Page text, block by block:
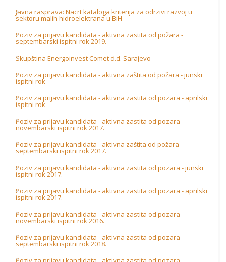
Javna rasprava: Nacrt kataloga kriterija za odrzivi razvoj u
sektoru malih hidroelektrana u BiH
Poziv za prijavu kandidata - aktivna zastita od požara -
septembarski ispitni rok 2019.
Skupština Energoinvest Comet d.d. Sarajevo
Poziv za prijavu kandidata - aktivna zaštita od požara - junski
ispitni rok
Poziv za prijavu kandidata - aktivna zastita od pozara - aprilski
ispitni rok
Poziv za prijavu kandidata - aktivna zastita od pozara -
novembarski ispitni rok 2017.
Poziv za prijavu kandidata - aktivna zaštita od požara -
septembarski ispitni rok 2017.
Poziv za prijavu kandidata - aktivna zastita od pozara - junski
ispitni rok 2017.
Poziv za prijavu kandidata - aktivna zastita od pozara - aprilski
ispitni rok 2017.
Poziv za prijavu kandidata - aktivna zastita od pozara -
novembarski ispitni rok 2016.
Poziv za prijavu kandidata - aktivna zastita od pozara -
septembarski ispitni rok 2018.